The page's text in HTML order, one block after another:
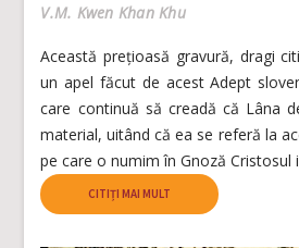
V.M. Kwen Khan Khu
Această prețioasă gravură, dragi
un apel făcut de acest Adept
care continuă să creadă că Lâna
material, uitând că ea se referă la
pe care o numim în Gnoză Cristosul
CITIȚI MAI MULT